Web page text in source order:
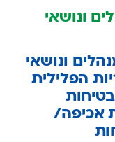
ונושאי
ונושאי
הפלילית
אכיפה/